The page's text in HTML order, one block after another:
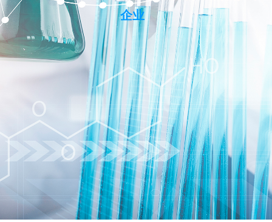
企业